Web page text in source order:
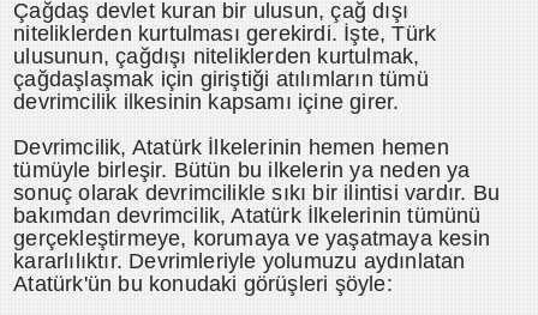
Çağdaş devlet kuran bir ulusun, çağ dışı
niteliklerden kurtulması gerekirdi. İşte, Türk
ulusunun, çağdışı niteliklerden kurtulmak,
çağdaşlaşmak için giriştiği atılımların tümü
devrimcilik ilkesinin kapsamı içine girer.
Devrimcilik, Atatürk İlkelerinin hemen hemen
tümüyle birleşir. Bütün bu ilkelerin ya neden ya
sonuç olarak devrimcilikle sıkı bir ilintisi vardır. Bu
bakımdan devrimcilik, Atatürk İlkelerinin tümünü
gerçekleştirmeye, korumaya ve yaşatmaya kesin
kararlılıktır. Devrimleriyle yolumuzu aydınlatan
Atatürk'ün bu konudaki görüşleri şöyle: